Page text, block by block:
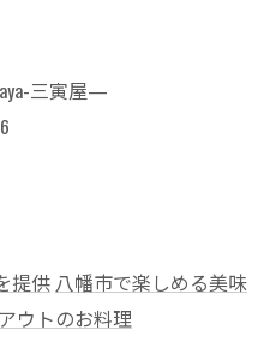
三寅屋—
提供 八幡市で楽しめる美味
ウトのお料理